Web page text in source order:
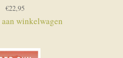
€22,95
aan winkelwagen